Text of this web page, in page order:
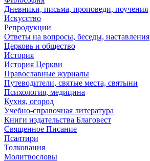
Дневники, письма, проповеди, поучения
Искусство
Репродукции
Ответы на вопросы, беседы, наставления
Церковь и общество
История
История Церкви
Православные журналы
Путеводители, святые места, святыни
Психология, медицина
Кухня, огород
Учебно-справочная литература
Книги издательства Благовест
Священное Писание
Псалтири
Толкования
Молитвословы